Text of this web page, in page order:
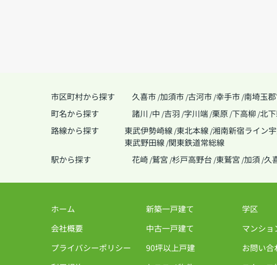
市区町村から探す 久喜市 /加須市 /古河市 /幸手市 /南埼玉
町名から探す
諸川 /中 /吉羽 /字川端 /栗原 /下高柳 /北
路線から探す
東武伊勢崎線 /東北本線 /湘南新宿ライン
東武野田線 /関東鉄道常総線
駅から探す
花崎 /鷲宮 /杉戸高野台 /東鷲宮 /加須 /久
ホーム
会社概要
プライバシーポリシー
新築一戸建て
中古一戸建て
90坪以上戸建
学区
マンショ
お問い合